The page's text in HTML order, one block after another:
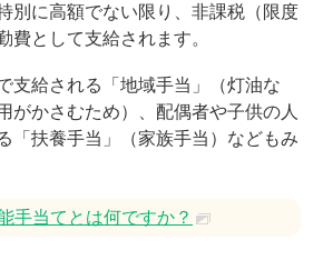
別に高額でない限り、非課税（限度
費として支給されます。
支給される「地域手当」（灯油な
がかさむため）、配偶者や子供の人
「扶養手当」（家族手当）などもみ
手当てとは何ですか？